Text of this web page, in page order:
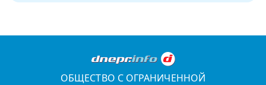
ОБЩЕСТВО С ОГРАНИЧЕННОЙ